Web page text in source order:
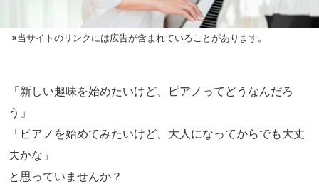
※当サイトのリンクには広告が含まれていることがあります。
「新しい趣味を始めたいけど、ピアノってどうなんだろ
う」
「ピアノを始めてみたいけど、大人になってからでも大丈
夫かな」
と思っていませんか？